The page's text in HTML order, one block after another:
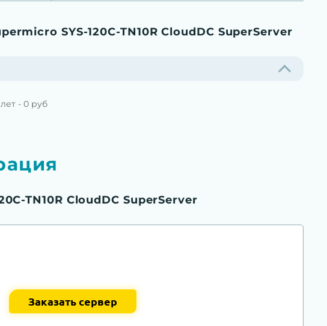
SYS-120C-TN10R CloudDC SuperServer
- 0 руб
TN10R CloudDC SuperServer
Заказать сервер